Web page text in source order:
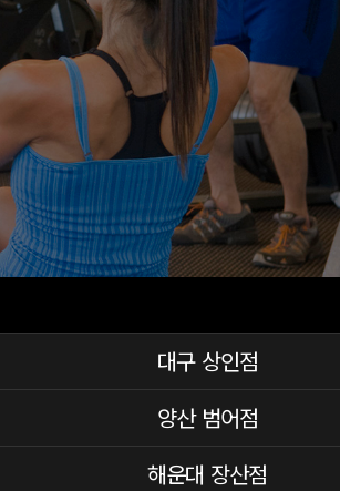
대구 상인점
양산 범어점
해운대 장산점